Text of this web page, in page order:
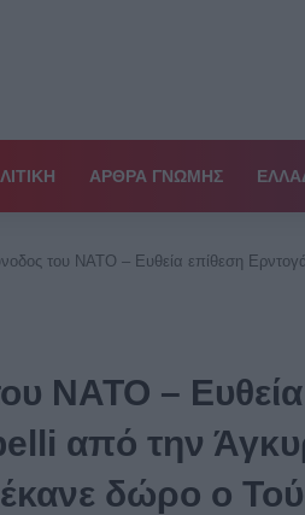
ΑΡΘΡΑ ΓΝΩΜΗΣ
του ΝΑΤΟ – Ευθεία επίθεση
ΝΑΤΟ –
από την
δώρο ο